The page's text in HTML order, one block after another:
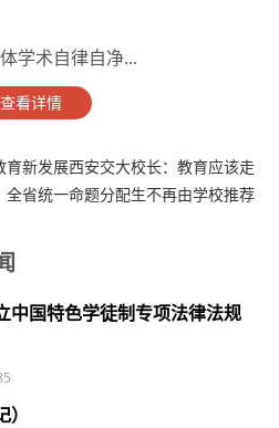
学术自律自净...
查看详情
育新发展西安交大校长：教育应该走
全省统一命题分配生不再由学校推荐
中国特色学徒制专项法律法规